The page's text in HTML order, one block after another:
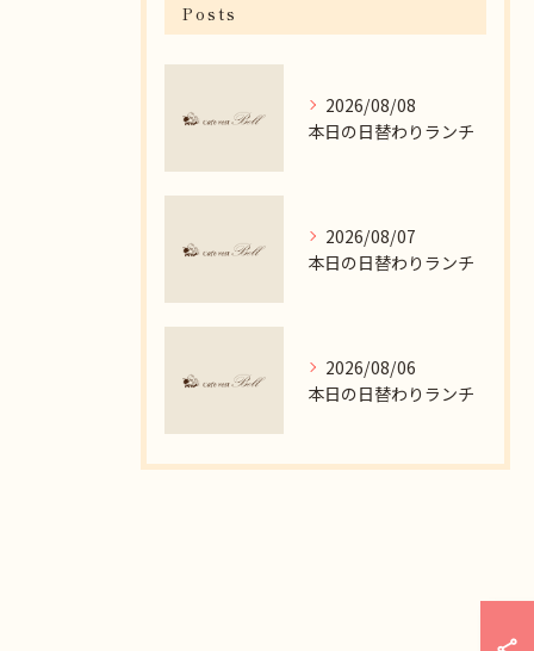
Posts
2026/08/08
本日の日替わりランチ
2026/08/07
本日の日替わりランチ
2026/08/06
本日の日替わりランチ